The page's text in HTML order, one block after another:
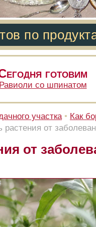
по
готовим
Равиоли со шпинатом
участка • Как
растения от
от